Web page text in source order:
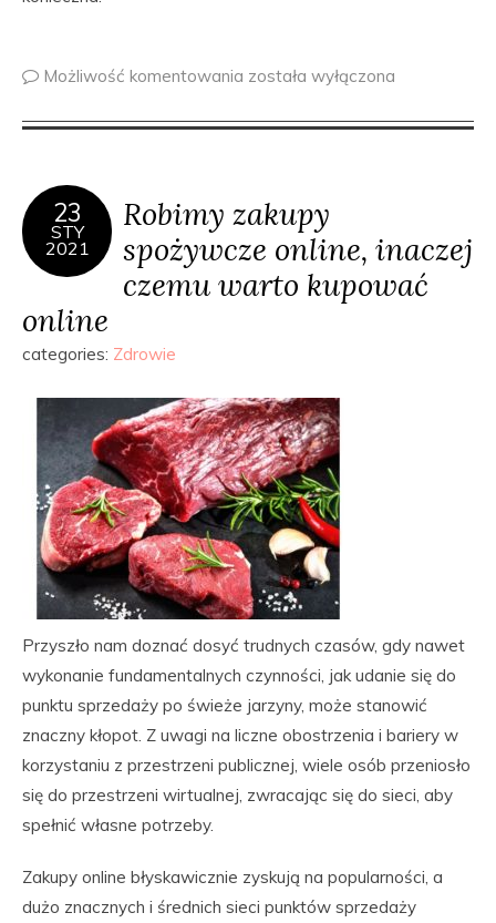
Możliwość komentowania została wyłączona
23
STY
2021
Robimy zakupy
spożywcze online, inaczej
czemu warto kupować
online
categories: Zdrowie
Przyszło nam doznać dosyć trudnych czasów, gdy nawet
wykonanie fundamentalnych czynności, jak udanie się do
punktu sprzedaży po świeże jarzyny, może stanowić
znaczny kłopot. Z uwagi na liczne obostrzenia i bariery w
korzystaniu z przestrzeni publicznej, wiele osób przeniosło
się do przestrzeni wirtualnej, zwracając się do sieci, aby
spełnić własne potrzeby.
Zakupy online błyskawicznie zyskują na popularności, a
dużo znacznych i średnich sieci punktów sprzedaży